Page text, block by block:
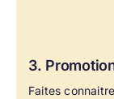
3.
Faites